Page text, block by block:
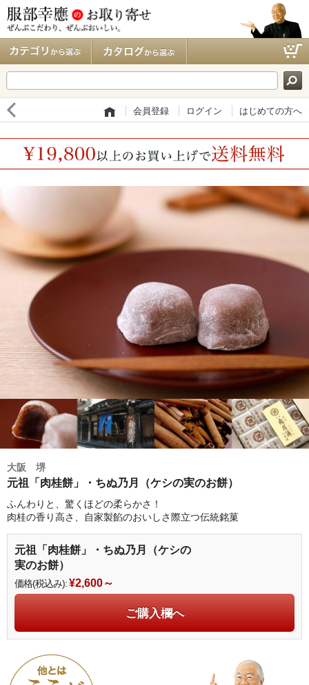
私が実食・厳
選しました！
ぜんぶこだわり、ぜんぶおい
しい。服部幸應のお取り寄せ
会員登録 ログイン はじめての方へ
大阪 堺
元祖「肉桂餅」・ちぬ乃月（ケシの実のお餅）
ふんわりと、驚くほどの柔らかさ！
肉桂の香り高さ、自家製餡のおいしさ際立つ伝統銘菓
元祖「肉桂餅」・ちぬ乃月（ケシの
実のお餅）
価格(税込み):¥2,600～
ご購入欄へ
初めての方へ
『服部幸應のお取り寄せ』とは？
会員登録
よくあるご質問
お問い合わせ
お支払方法について
送料・お届けについて
ポイントについて
返品・キャンセルについて
特定商取引に関する記述
会社概要
ご利用規約
サイトポリシー
プライバシーポリシー